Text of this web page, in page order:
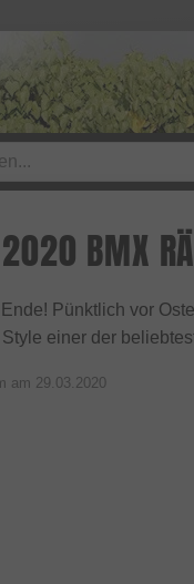
BMX
Pünktlich vor
einer der
am 29.03.2020